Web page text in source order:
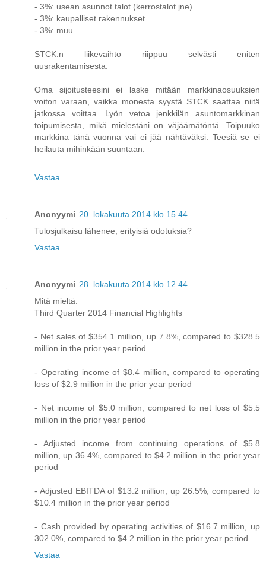
- 3%: usean asunnot talot (kerrostalot jne)
- 3%: kaupalliset rakennukset
- 3%: muu
STCK:n liikevaihto riippuu selvästi eniten
uusrakentamisesta.
Oma sijoitusteesini ei laske mitään markkinaosuuksien
voiton varaan, vaikka monesta syystä STCK saattaa niitä
jatkossa voittaa. Lyön vetoa jenkkilän asuntomarkkinan
toipumisesta, mikä mielestäni on väjäämätöntä. Toipuuko
markkina tänä vuonna vai ei jää nähtäväksi. Teesiä se ei
heilauta mihinkään suuntaan.
Vastaa
Anonyymi 20. lokakuuta 2014 klo 15.44
Tulosjulkaisu lähenee, erityisiä odotuksia?
Vastaa
Anonyymi 28. lokakuuta 2014 klo 12.44
Mitä mieltä:
Third Quarter 2014 Financial Highlights
- Net sales of $354.1 million, up 7.8%, compared to $328.5
million in the prior year period
- Operating income of $8.4 million, compared to operating
loss of $2.9 million in the prior year period
- Net income of $5.0 million, compared to net loss of $5.5
million in the prior year period
- Adjusted income from continuing operations of $5.8
million, up 36.4%, compared to $4.2 million in the prior year
period
- Adjusted EBITDA of $13.2 million, up 26.5%, compared to
$10.4 million in the prior year period
- Cash provided by operating activities of $16.7 million, up
302.0%, compared to $4.2 million in the prior year period
Vastaa